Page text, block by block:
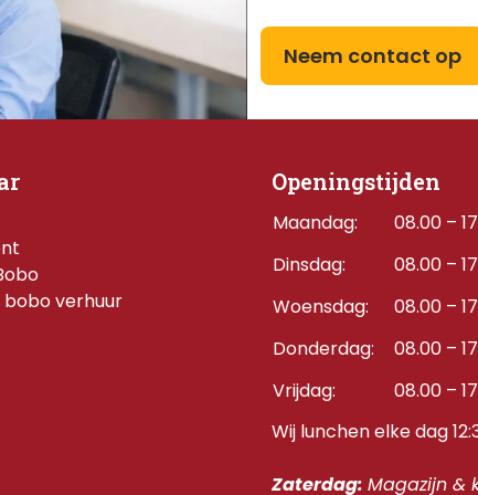
Neem contact op
verhuur
Openingstijden
Maandag:
08.00 –
Dinsdag:
08.00 –
Woensdag:
08.00 –
Donderdag: 08.00 –
Vrijdag:
08.00 –
Wij lunchen elke dag
Zaterdag: Magazijn &